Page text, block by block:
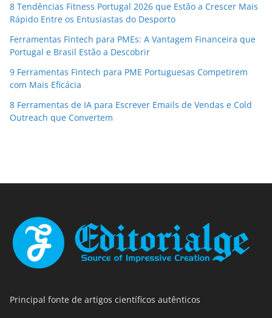
8 Tendências Fitness Portugal 2026 que Estão a Crescer Mais
Rápido Entre os Entusiastas do Desporto
Ferramentas Fintech para PMEs: A Vantagem Financeira que
Portugal e Brasil Estão a Descobrir
9 Ferramentas Fintech para PME Portuguesas Competirem
com Mais Eficácia
8 Ferramentas de IA para Escrever Emails de Vendas e Cold
Outreach que Convertem
Principal fonte de artigos científicos autênticos